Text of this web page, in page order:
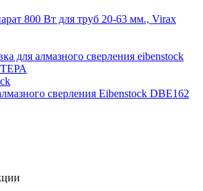
800 Вт для труб 20-63 мм., Virax
сверления Eibenstock DBE162